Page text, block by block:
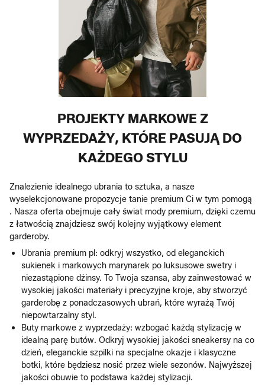
PROJEKTY MARKOWE Z
WYPRZEDAŻY, KTÓRE PASUJĄ DO
KAŻDEGO STYLU
Znalezienie idealnego ubrania to sztuka, a nasze
wyselekcjonowane propozycje tanie premium Ci w tym pomogą
. Nasza oferta obejmuje cały świat mody premium, dzięki czemu
z łatwością znajdziesz swój kolejny wyjątkowy element
garderoby.
Ubrania premium pl: odkryj wszystko, od eleganckich
sukienek i markowych marynarek po luksusowe swetry i
niezastąpione dżinsy. To Twoja szansa, aby zainwestować w
wysokiej jakości materiały i precyzyjne kroje, aby stworzyć
garderobę z ponadczasowych ubrań, które wyrażą Twój
niepowtarzalny styl.
Buty markowe z wyprzedaży: wzbogać każdą stylizację w
idealną parę butów. Odkryj wysokiej jakości sneakersy na co
dzień, eleganckie szpilki na specjalne okazje i klasyczne
botki, które będziesz nosić przez wiele sezonów. Najwyższej
jakości obuwie to podstawa każdej stylizacji.